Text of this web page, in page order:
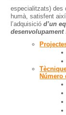
especialitzats) des
humà, satisfent
l’adquisiciód’un
desenvolupament
Número